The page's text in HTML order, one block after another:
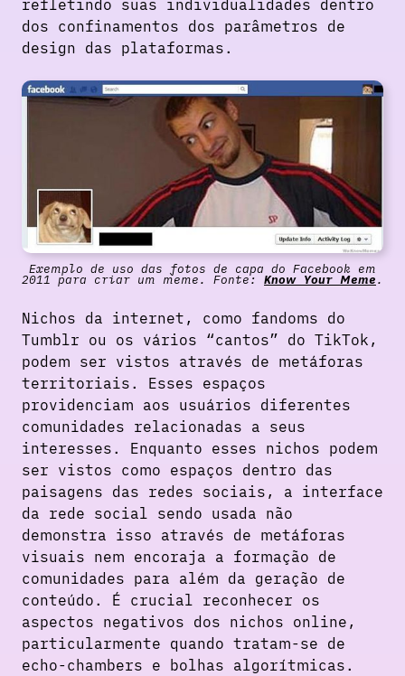
refletindo suas individualidades dentro
dos confinamentos dos parâmetros de
design das plataformas.
Exemplo de uso das fotos de capa do Facebook em
2011 para criar um meme. Fonte: Know Your Meme.
Nichos da internet, como fandoms do
Tumblr ou os vários “cantos” do TikTok,
podem ser vistos através de metáforas
territoriais. Esses espaços
providenciam aos usuários diferentes
comunidades relacionadas a seus
interesses. Enquanto esses nichos podem
ser vistos como espaços dentro das
paisagens das redes sociais, a interface
da rede social sendo usada não
demonstra isso através de metáforas
visuais nem encoraja a formação de
comunidades para além da geração de
conteúdo. É crucial reconhecer os
aspectos negativos dos nichos online,
particularmente quando tratam-se de
echo-chambers e bolhas algorítmicas.